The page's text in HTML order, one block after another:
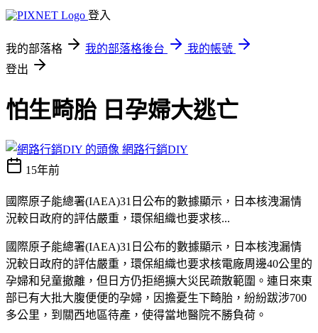
登入
我的部落格 我的部落格後台
我的帳號
登出
怕生畸胎 日孕婦大逃亡
網路行銷DIY
15年前
國際原子能總署(IAEA)31日公布的數據顯示，日本核洩漏情
況較日政府的評估嚴重，環保組織也要求核...
國際原子能總署(IAEA)31日公布的數據顯示，日本核洩漏情
況較日政府的評估嚴重，環保組織也要求核電廠周邊40公里的
孕婦和兒童撤離，但日方仍拒絕擴大災民疏散範圍。連日來東
部已有大批大腹便便的孕婦，因擔憂生下畸胎，紛紛跋涉700
多公里，到關西地區待產，使得當地醫院不勝負荷。